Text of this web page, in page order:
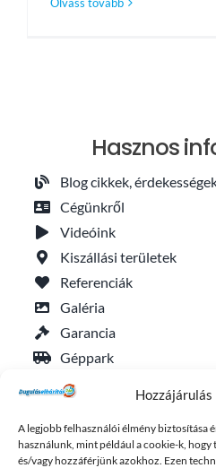
Hozzájárulás
A legjobb felhasználói élmény biztosítása
használunk, mint például a cookie-k,
és/vagy hozzáférjünk azokhoz. Ezen
Olvass tovább
Hasznos
Blog cikkek,
Cégünkről
Videóink
Kiszállási területek
Referenciák
Galéria
Garancia
Géppark
Általános szerződési
Adatkezelési tájékoztató
Sütik kezelése (EU)